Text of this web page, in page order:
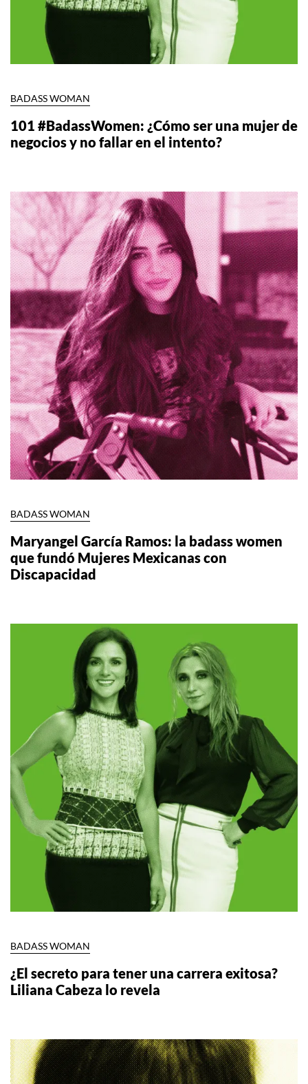
BADASS WOMAN
101 #BadassWomen: ¿Cómo ser una mujer de
negocios y no fallar en el intento?
BADASS WOMAN
Maryangel García Ramos: la badass women
que fundó Mujeres Mexicanas con
Discapacidad
BADASS WOMAN
¿El secreto para tener una carrera exitosa?
Liliana Cabeza lo revela